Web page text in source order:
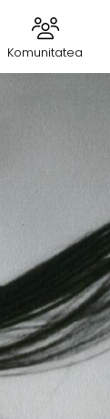
Komunitatea